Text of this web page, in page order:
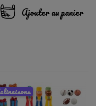
Ajouter au panier